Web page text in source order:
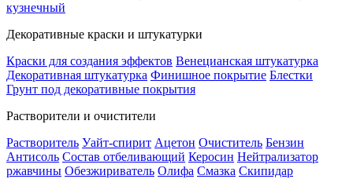
кузнечный
Декоративные краски и штукатурки
Краски для создания эффектов Венецианская штукатурка
Декоративная штукатурка Финишное покрытие Блестки
Грунт под декоративные покрытия
Растворители и очистители
Растворитель Уайт-спирит Ацетон Очиститель Бензин
Антисоль Состав отбеливающий Керосин Нейтрализатор
ржавчины Обезжириватель Олифа Смазка Скипидар